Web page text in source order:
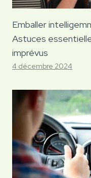
Emballer
Astuces
imprévus
4 décembre 2024